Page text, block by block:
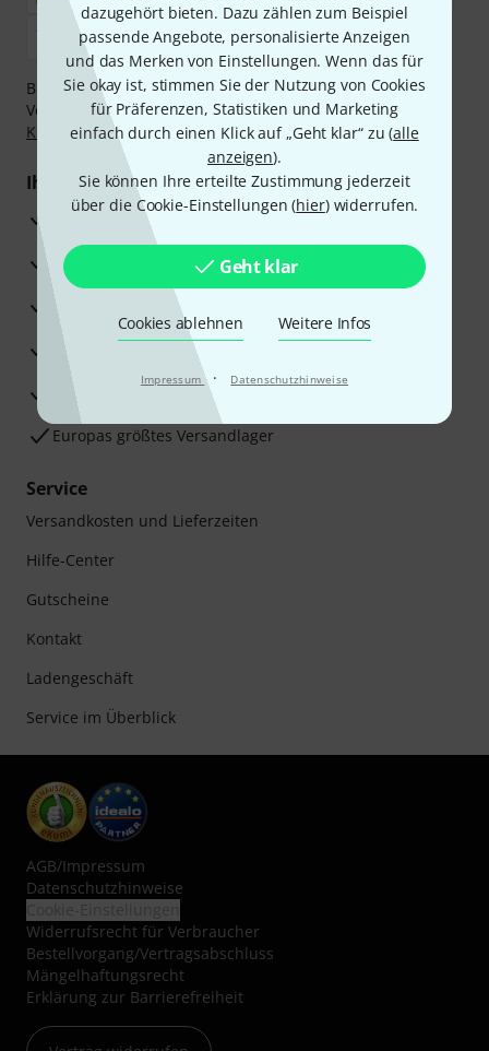
dazugehört bieten. Dazu zählen zum Beispiel
passende Angebote, personalisierte Anzeigen
und das Merken von Einstellungen. Wenn das für
Sie okay ist, stimmen Sie der Nutzung von Cookies
für Präferenzen, Statistiken und Marketing
einfach durch einen Klick auf „Geht klar“ zu (alle
anzeigen).
Sie können Ihre erteilte Zustimmung jederzeit
über die Cookie-Einstellungen (hier) widerrufen.
Geht klar
Cookies ablehnen Weitere Infos
Impressum · Datenschutzhinweise
Bezahlen Sie vertraulich und sicher per Nachnahme,
Vorkasse, PayPal, Amazon Pay,Klarna Sofort bezahlen
Klarna Ratenzahlungoder Kreditkarte.
Ihre Vorteile
3 Jahre Thomann Garantie
30 Tage Money-Back-Garantie
Reparaturservice
Beratung durch Fachexperten
Zufriedenheitsgarantie
Europas größtes Versandlager
Service
Versandkosten und Lieferzeiten
Hilfe-Center
Gutscheine
Kontakt
Ladengeschäft
Service im Überblick
AGB/Impressum
Datenschutzhinweise
Widerrufsrecht für Verbraucher
Bestellvorgang/Vertragsabschluss
Mängelhaftungsrecht
Erklärung zur Barrierefreiheit